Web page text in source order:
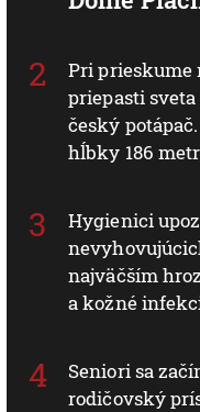
Pri prieskume
priepasti
český
hĺbky 186
Hygienici
najväčším
a kožné
Seniori sa
rodičovský